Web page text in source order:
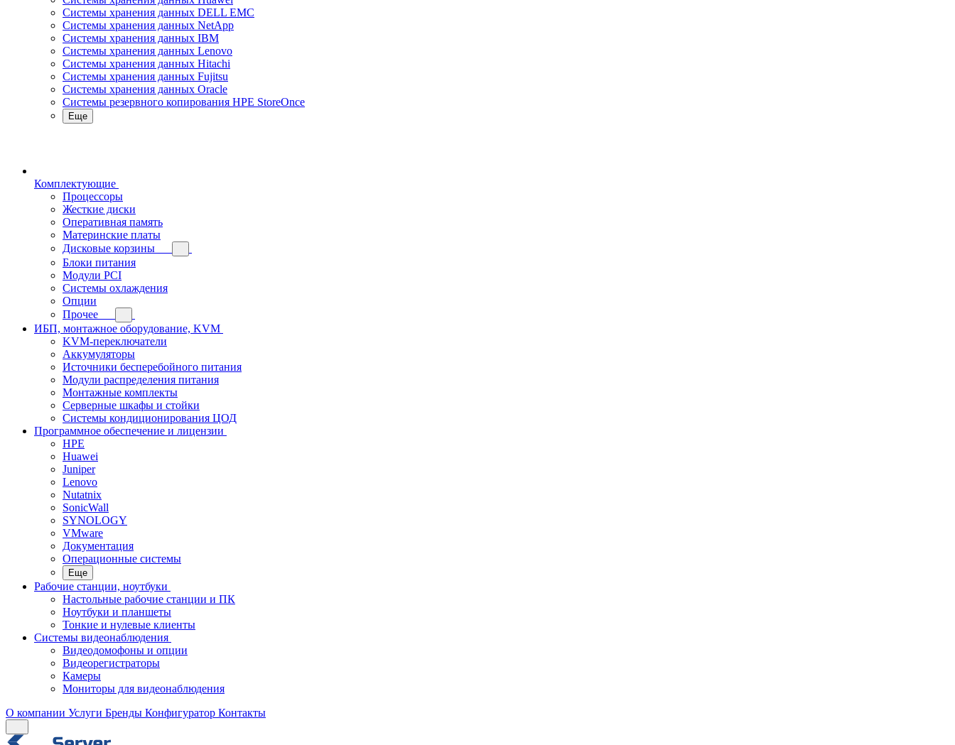
Системы хранения данных DELL EMC
Cистемы хранения данных NetApp
Системы хранения данных IBM
Системы хранения данных Lenovo
Системы хранения данных Hitachi
Системы хранения данных Fujitsu
Системы хранения данных Oracle
Системы резервного копирования HPE StoreOnce
Еще
Комплектующие
Процессоры
Жесткие диски
Оперативная память
Материнские платы
Дисковые корзины
Блоки питания
Модули PCI
Системы охлаждения
Опции
Прочее
ИБП, монтажное оборудование, KVM
KVM-переключатели
Аккумуляторы
Источники бесперебойного питания
Модули распределения питания
Монтажные комплекты
Серверные шкафы и стойки
Системы кондиционирования ЦОД
Программное обеспечение и лицензии
HPE
Huawei
Juniper
Lenovo
Nutatnix
SonicWall
SYNOLOGY
VMware
Документация
Операционные системы
Еще
Рабочие станции, ноутбуки
Настольные рабочие станции и ПК
Ноутбуки и планшеты
Тонкие и нулевые клиенты
Системы видеонаблюдения
Видеодомофоны и опции
Видеорегистраторы
Камеры
Мониторы для видеонаблюдения
О компании Услуги Бренды Конфигуратор Контакты